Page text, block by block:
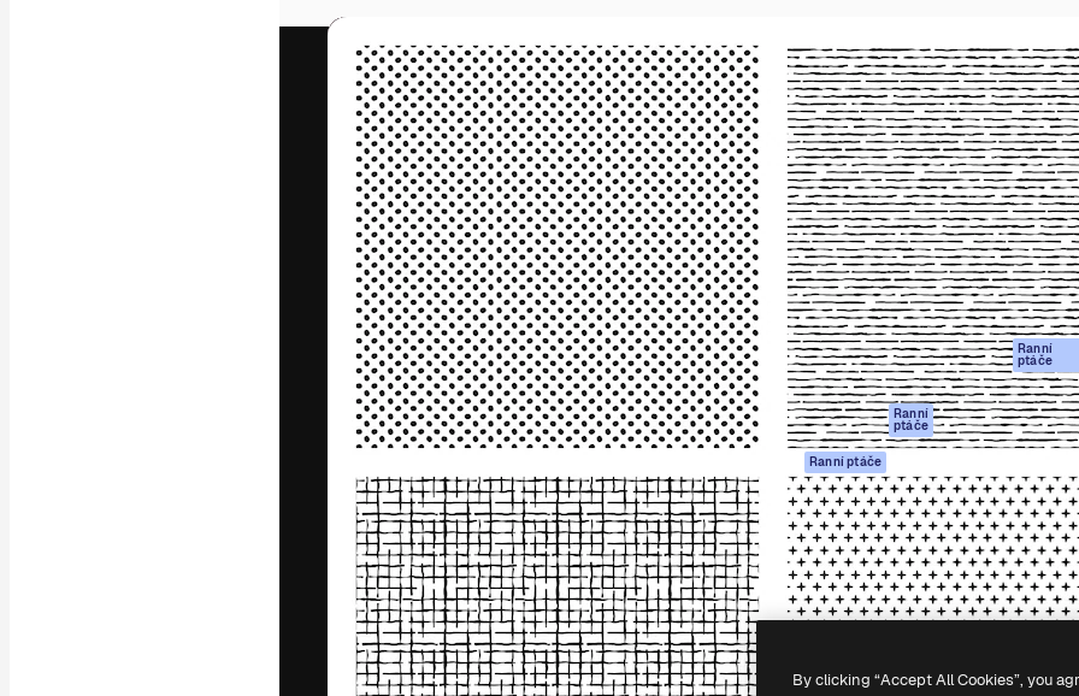
Videa
Záběry
Pohybová grafika
Video šablony
3D modely
Kreativní platforma pro tvorbu vaší nejlepší
práce. Více než 1 milion předplatitelů napříč
kreativci, podniky, agenturami a studii.
Čeština
Produkty
Spaces
AI asistent
AI generátor
obrázků
AI generátor videa
AI hlasový
generátor
Stock obsah
MCP pro
Claude/ChatGPT
Ranní
ptáče
Ranní ptáče
API
Mobilní aplikace
Všechny nástroje
Magnific
Začněte
Academy
Dokumentace
Podpora
Podmínky použití
Zásady ochrany
osobních údajů
Originály Ranní
ptáče
Zásady používání
souborů cookie
Centrum důvěry
Partneři
Firmy
Copyright © 2010-2026Freepik Company S.L.U.Všechna práva vyhrazena
By clicking “Accept All Cookies”, you